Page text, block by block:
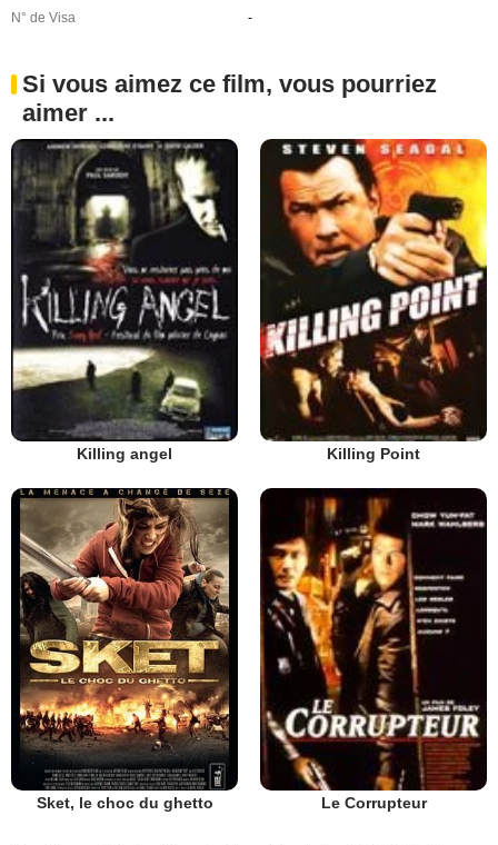
N° de Visa
-
Si vous aimez ce film, vous pourriez
aimer ...
Killing angel Killing Point
Sket, le choc du ghetto Le Corrupteur